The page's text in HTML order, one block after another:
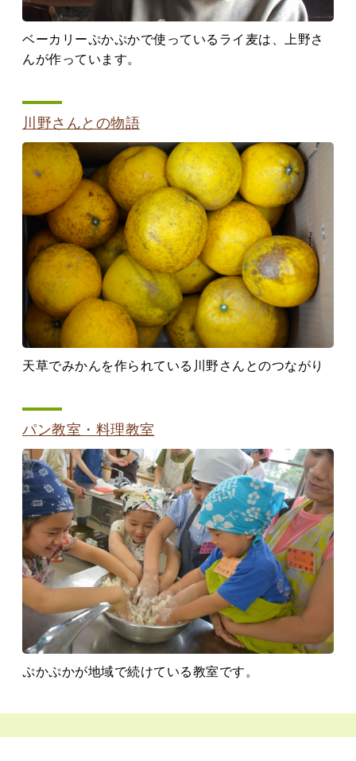
ベーカリーぷかぷかで使っているライ麦は、上野さ
んが作っています。
川野さんとの物語
天草でみかんを作られている川野さんとのつながり
パン教室・料理教室
ぷかぷかが地域で続けている教室です。